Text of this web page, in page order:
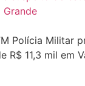
Polícia Militar
R$ 11,3 mil em